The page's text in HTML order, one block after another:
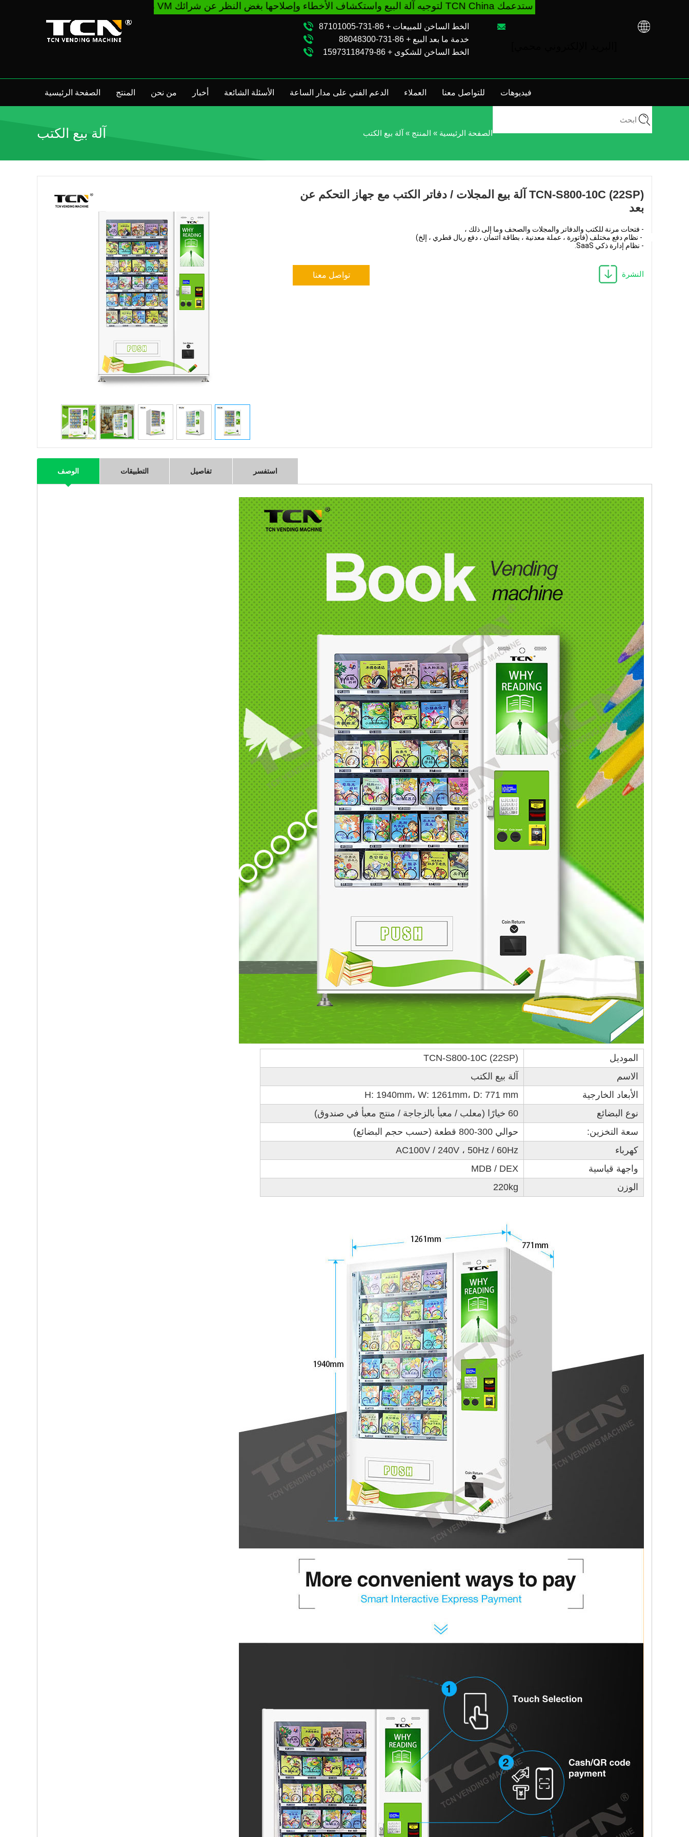
الخط الساخن للمبيعات + 86-731-87101005
خدمة ما بعد البيع + 86-731-88048300
الخط الساخن للشكوى + 86-15973118479
الصفحة الرئيسية المنتج من نحن أخبار الأسئلة الشائعة الدعم الفني على مدار الساعة العملاء للتواصل معنا فيديوهات
آلة بيع الكتب الصفحة الرئيسية » المنتج » آلة بيع الكتب
TCN-S800-10C (22SP) آلة بيع المجلات / دفاتر الكتب مع جهاز التحكم عن
بعد
- فتحات مرنة للكتب والدفاتر والمجلات والصحف وما إلى ذلك ،
- نظام دفع مختلف (فاتورة ، عملة معدنية ، بطاقة ائتمان ، دفع ريال قطري ، إلخ)
- نظام إدارة ذكي SaaS.
تواصل معنا النشرة
الوصف التطبيقات تفاصيل استفسر
الموديل
TCN-S800-10C (22SP)
الاسم
آلة بيع الكتب
الأبعاد الخارجية
H: 1940mm، W: 1261mm، D: 771 mm
نوع البضائع
60 خيارًا (معلب / معبأ بالزجاجة / منتج معبأ في صندوق)
سعة التخزين:
حوالي 300-800 قطعة (حسب حجم البضائع)
كهرباء
AC100V / 240V ، 50Hz / 60Hz
واجهة قياسية
MDB / DEX
الوزن
220kg
ستدعمك TCN China لتوجيه آلة البيع واستكشاف الأخطاء وإصلاحها بغض النظر عن شرائك VM من مصنع TCN أو الموزع المحلي. اتصل بنا: + 86-731-88048300